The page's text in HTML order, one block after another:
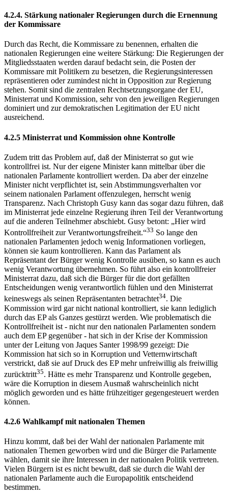
4.2.4. Stärkung nationaler Regierungen durch die Ernennung
der Kommissare
Durch das Recht, die Kommissare zu benennen, erhalten die
nationalen Regierungen eine weitere Stärkung: Die Regierungen der
Mitgliedsstaaten werden darauf bedacht sein, die Posten der
Kommissare mit Politikern zu besetzen, die Regierungsinteressen
repräsentieren oder zumindest nicht in Opposition zur Regierung
stehen. Somit sind die zentralen Rechtsetzungsorgane der EU,
Ministerrat und Kommission, sehr von den jeweiligen Regierungen
dominiert und zur demokratischen Legitimation der EU nicht
ausreichend.
4.2.5 Ministerrat und Kommission ohne Kontrolle
Zudem tritt das Problem auf, daß der Ministerrat so gut wie
kontrollfrei ist. Nur der eigene Minister kann mittelbar über die
nationalen Parlamente kontrolliert werden. Da aber der einzelne
Minister nicht verpflichtet ist, sein Abstimmungsverhalten vor
seinem nationalen Parlament offenzulegen, herrscht wenig
Transparenz. Nach Christoph Gusy kann das sogar dazu führen, daß
im Ministerrat jede einzelne Regierung ihren Teil der Verantwortung
auf die anderen Teilnehmer abschiebt. Gusy betont: „Hier wird
Kontrollfreiheit zur Verantwortungsfreiheit.“33 So lange den
nationalen Parlamenten jedoch wenig Informationen vorliegen,
können sie kaum kontrollieren. Kann das Parlament als
Repräsentant der Bürger wenig Kontrolle ausüben, so kann es auch
wenig Verantwortung übernehmen. So führt also ein kontrollfreier
Ministerrat dazu, daß sich die Bürger für die dort gefällten
Entscheidungen wenig verantwortlich fühlen und den Ministerrat
keineswegs als seinen Repräsentanten betrachtet34. Die
Kommission wird gar nicht national kontrolliert, sie kann lediglich
durch das EP als Ganzes gestürzt werden. Wie problematisch die
Kontrollfreiheit ist - nicht nur den nationalen Parlamenten sondern
auch dem EP gegenüber - hat sich in der Krise der Kommission
unter der Leitung von Jaques Santer 1998/99 gezeigt: Die
Kommission hat sich so in Korruption und Vetternwirtschaft
verstrickt, daß sie auf Druck des EP mehr unfreiwillig als freiwillig
zurücktritt35. Hätte es mehr Transparenz und Kontrolle gegeben,
wäre die Korruption in diesem Ausmaß wahrscheinlich nicht
möglich geworden und es hätte frühzeitiger gegengesteuert werden
können.
4.2.6 Wahlkampf mit nationalen Themen
Hinzu kommt, daß bei der Wahl der nationalen Parlamente mit
nationalen Themen geworben wird und die Bürger die Parlamente
wählen, damit sie ihre Interessen in der nationalen Politik vertreten.
Vielen Bürgern ist es nicht bewußt, daß sie durch die Wahl der
nationalen Parlamente auch die Europapolitik entscheidend
bestimmen.